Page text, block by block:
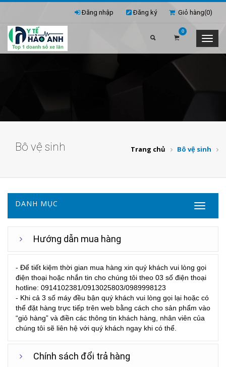
Giỏ hàng(0)
Đăng nhập Đăng ký
0
Bô vệ sinh Trang chủ Bô vệ sinh
DANH MỤC
Hướng dẫn mua hàng
- Để tiết kiệm thời gian mua hàng xin quý khách vui lòng gọi
điện thoại hoặc nhắn tin cho chúng tôi theo 03 số điện thoại
hotline: 0914102381/0913025803/0989998123
- Khi cả 3 số máy đều bận quý khách vui lòng gọi lại hoặc có
thể đặt hàng trực tiếp trên web bằng cách cho sản phẩm vào
“giỏ hàng” và điền các thông tin khách hàng, nhân viên của
chúng tôi sẽ liên hệ với quý khách ngay khi có thể.
Chính sách đổi trả hàng